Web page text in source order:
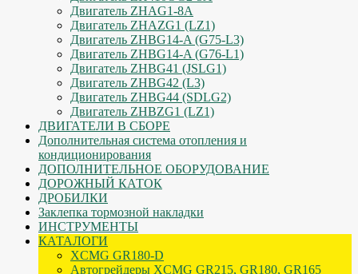
Двигатель ZHAG1-8A
Двигатель ZHAZG1 (LZ1)
Двигатель ZHBG14-A (G75-L3)
Двигатель ZHBG14-A (G76-L1)
Двигатель ZHBG41 (JSLG1)
Двигатель ZHBG42 (L3)
Двигатель ZHBG44 (SDLG2)
Двигатель ZHBZG1 (LZ1)
ДВИГАТЕЛИ В СБОРЕ
Дополнительная система отопления и
кондиционирования
ДОПОЛНИТЕЛЬНОЕ ОБОРУДОВАНИЕ
ДОРОЖНЫЙ КАТОК
ДРОБИЛКИ
Заклепка тормозной накладки
ИНСТРУМЕНТЫ
КАТАЛОГИ
XCMG GR180-D
Автогрейдеры XCMG GR215, GR180, GR165